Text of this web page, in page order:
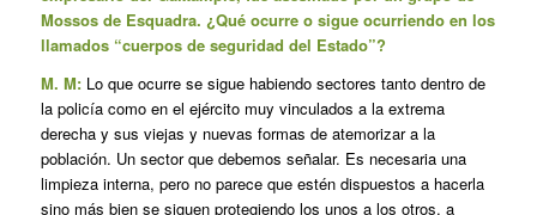
Mossos de Esquadra. ¿Qué ocurre o sigue ocurriendo en los
llamados “cuerpos de seguridad del Estado”?
M. M:Lo que ocurre se sigue habiendo sectores tanto dentro de
la policía como en el ejército muy vinculados a la extrema
derecha y sus viejas y nuevas formas de atemorizar a la
población. Un sector que debemos señalar. Es necesaria una
limpieza interna, pero no parece que estén dispuestos a hacerla
sino más bien se siguen protegiendo los unos a los otros, a